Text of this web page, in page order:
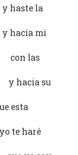
haste la
hacia mi
con las
y hacia su
esta
te haré